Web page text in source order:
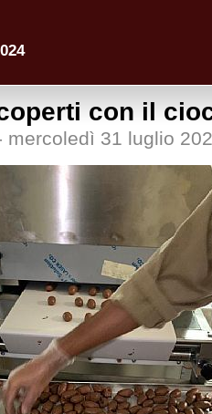
con il
mercoledì 31 luglio